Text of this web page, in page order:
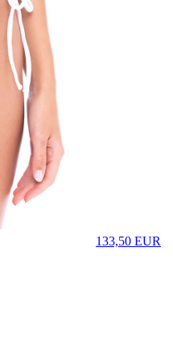
133,50 EUR
Prezzo in